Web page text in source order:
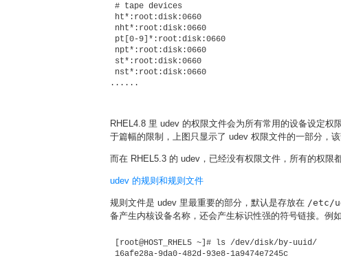
# tape devices
ht*:root:disk:0660
nht*:root:disk:0660
pt[0-9]*:root:disk:0660
npt*:root:disk:0660
st*:root:disk:0660
nst*:root:disk:0660
RHEL4.8 里 udev 的权限文件会为所有常用的设备设定
于篇幅的限制，上图只显示了 udev 权限文件的一部分，
而在 RHEL5.3 的 udev，已经没有权限文件，所有的权限
udev 的规则和规则文件
规则文件是 udev 里最重要的部分，默认是存放在 /etc/
备产生内核设备名称，还会产生标识性强的符号链接。例如
[root@HOST_RHEL5 ~]# ls /dev/disk/by-uuid/